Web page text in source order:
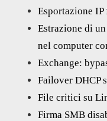
Esportazione
Estrazione di
nel computer
Exchange:
Failover DHCP
File critici su
Firma SMB